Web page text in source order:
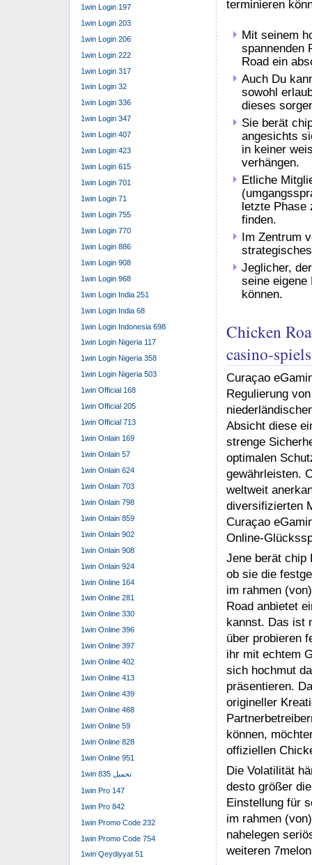
Curaçao
Absicht diese
strenge
optimalen
gewährleisten.
weltweit
diversifizierten
Curaçao
Online-
Jene berät
ob sie die
im rahmen
Road anbietet
kannst. Das
über probieren
ihr mit echtem
origineller
können,
offiziellen
Die Volatilität
desto größer
Einstellung für
im rahmen
nahelegen
weiteren
No Comments »
1win Login 197
1win Login 203
1win Login 206
1win Login 222
1win Login 317
1win Login 32
1win Login 336
1win Login 347
1win Login 407
1win Login 423
1win Login 615
1win Login 701
1win Login 71
1win Login 755
1win Login 770
1win Login 886
1win Login 908
1win Login 968
1win Login India 251
1win Login India 68
1win Login Indonesia 698
1win Login Nigeria 117
1win Login Nigeria 358
1win Login Nigeria 503
1win Official 168
1win Official 205
1win Official 713
1win Onlain 169
1win Onlain 57
1win Onlain 624
1win Onlain 703
1win Onlain 798
1win Onlain 859
1win Onlain 902
1win Onlain 908
1win Onlain 924
1win Online 164
1win Online 281
1win Online 330
1win Online 396
1win Online 397
1win Online 402
1win Online 413
1win Online 439
1win Online 468
1win Online 59
1win Online 828
1win Online 951
1win تحميل 835
1win Pro 147
1win Pro 842
1win Promo Code 232
1win Promo Code 754
1win Qeydiyyat 51